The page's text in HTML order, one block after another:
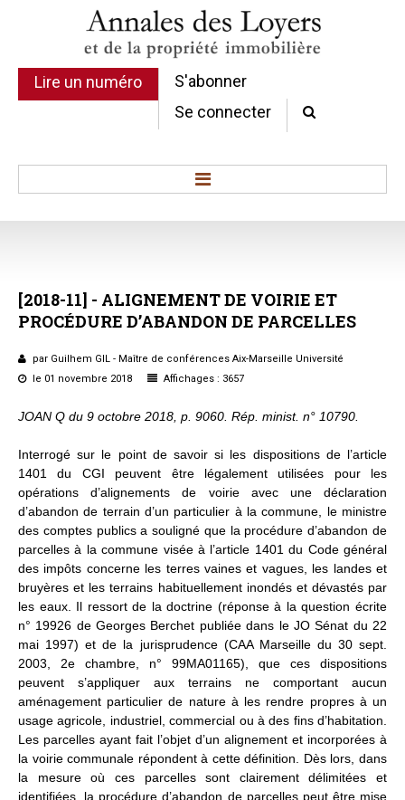
Lire un numéro
S'abonner
Se connecter
Sommaires
Chroniques
Etudes de texte
Réponses ministérielles
Formez-vous !
[2018-11] - ALIGNEMENTDE VOIRIE ET
PROCÉDURE D’ABANDON DE PARCELLES
par Guilhem GIL - Maître de conférences Aix-Marseille Université
le 01 novembre 2018
Affichages : 3657
JOAN Q du 9 octobre 2018, p. 9060. Rép. minist. n° 10790.
Interrogé sur le point de savoir si les dispositions de l’article
1401 du CGI peuvent être légalement utilisées pour les
opérations d’alignements de voirie avec une déclaration
d’abandon de terrain d’un particulier à la commune, le ministre
des comptes publics a souligné que la procédure d’abandon de
parcelles à la commune visée à l’article 1401 du Code général
des impôts concerne les terres vaines et vagues, les landes et
bruyères et les terrains habituellement inondés et dévastés par
les eaux. Il ressort de la doctrine (réponse à la question écrite
n° 19926 de Georges Berchet publiée dans le JO Sénat du 22
mai 1997) et de la jurisprudence (CAA Marseille du 30 sept.
2003, 2e chambre, n° 99MA01165), que ces dispositions
peuvent s’appliquer aux terrains ne comportant aucun
aménagement particulier de nature à les rendre propres à un
usage agricole, industriel, commercial ou à des fins d’habitation.
Les parcelles ayant fait l’objet d’un alignement et incorporées à
la voirie communale répondent à cette définition. Dès lors, dans
la mesure où ces parcelles sont clairement délimitées et
identifiées, la procédure d’abandon de parcelles peut être mise